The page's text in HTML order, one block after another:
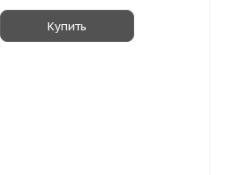
Купить